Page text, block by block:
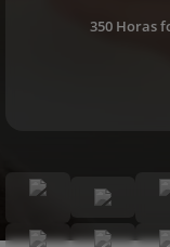
350 Horas